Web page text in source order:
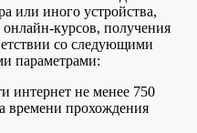
или иного устройства,
курсов, получения
со следующими
параметрами:
интернет не менее 750
времени прохождения